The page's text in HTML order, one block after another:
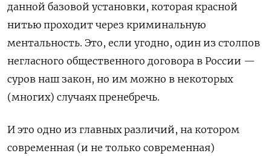
данной базовой установки, которая красной
нитью проходит через криминальную
ментальность. Это, если угодно, один из столпов
негласного общественного договора в России —
суров наш закон, но им можно в некоторых
(многих) случаях пренебречь.
И это одно из главных различий, на котором
современная (и не только современная)